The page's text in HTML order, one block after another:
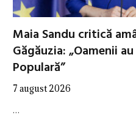
Maia Sandu critică
Găgăuzia: „Oamenii
Populară”
7 august 2026
…